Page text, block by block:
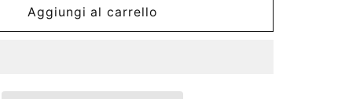
Aggiungi al carrello